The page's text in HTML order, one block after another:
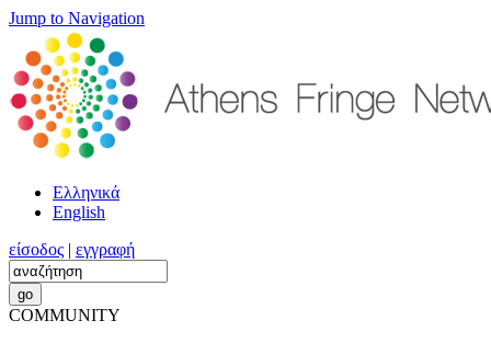
Jump to Navigation
Ελληνικά
English
είσοδος | εγγραφή
COMMUNITY